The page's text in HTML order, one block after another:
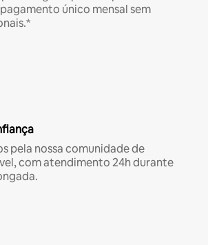
único mensal sem
pela nossa comunidade de
com atendimento 24h durante